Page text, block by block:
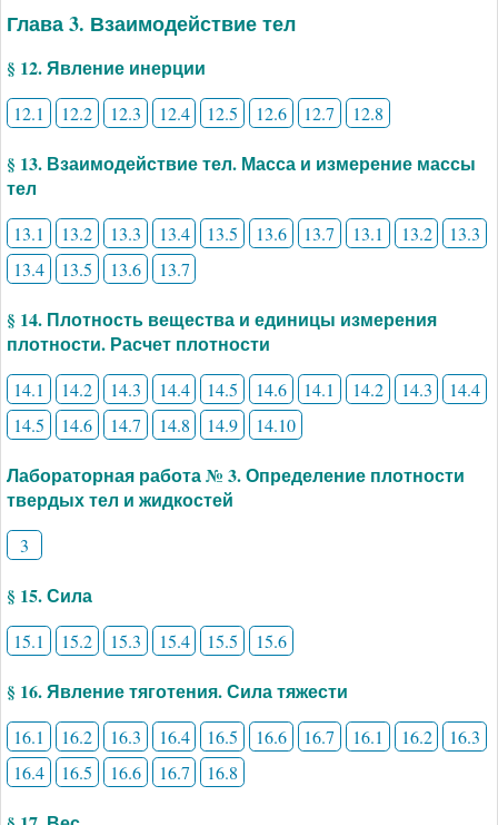
Глава 3. Взаимодействие тел
§ 12. Явление инерции
12.1 12.2 12.3 12.4 12.5 12.6 12.7 12.8
§ 13. Взаимодействие тел. Масса и измерение массы
тел
13.1 13.2 13.3 13.4 13.5 13.6 13.7 13.1 13.2
13.3
13.4
13.5 13.6 13.7
§ 14. Плотность вещества и единицы измерения
плотности. Расчет плотности
14.1 14.2 14.3 14.4 14.5 14.6 14.1 14.2 14.3
14.4
14.5
14.6 14.7 14.8 14.9 14.10
Лабораторная работа № 3. Определение плотности
твердых тел и жидкостей
3
§ 15. Сила
15.1 15.2 15.3 15.4 15.5 15.6
§ 16. Явление тяготения. Сила тяжести
16.1 16.2 16.3 16.4 16.5 16.6 16.7 16.1 16.2
16.3
16.4
16.5 16.6 16.7 16.8